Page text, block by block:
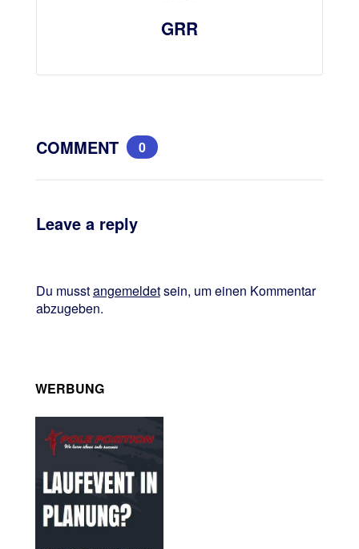
GRR
COMMENT 0
Leave a reply
Du musstangemeldetsein, um einen Kommentar
abzugeben.
WERBUNG